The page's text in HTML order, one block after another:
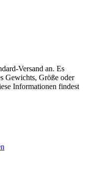
Versand an. Es
Gewichts, Größe oder
Informationen findest